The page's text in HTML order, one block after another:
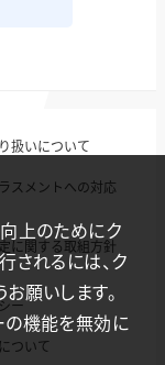
扱いについて
スメントへの対応
に関する取組方針
ー
ついて
上のためにク
されるには、ク
願いします。
の機能を無効に